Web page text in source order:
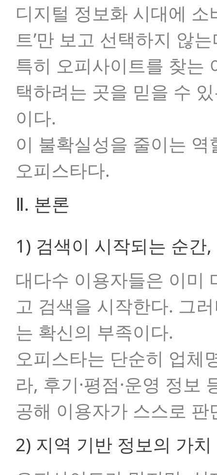
디지털 정보화 시대에 소
트’만 보고 선택하지 않
특히 오피사이트를 찾는
택하려는 곳을 믿을 수 있
이다.
이 불확실성을 줄이는
오피스타다.
Ⅱ. 본론
1) 검색이 시작되는 순간
대다수 이용자들은 이미
고 검색을 시작한다. 그
는 확신의 부족이다.
오피스타는 단순히 업체
라, 후기·평점·운영 정보
공해 이용자가 스스로
2) 지역 기반 정보의 가치